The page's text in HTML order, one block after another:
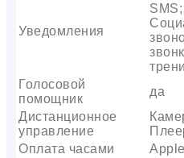
Уведомления
Голосовой
помощник
да
Дистанционное
управление
Оплата часами